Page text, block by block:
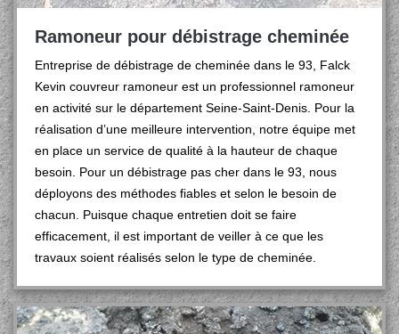
Ramoneur pour débistrage cheminée
Entreprise de débistrage de cheminée dans le 93, Falck
Kevin couvreur ramoneur est un professionnel ramoneur
en activité sur le département Seine-Saint-Denis. Pour la
réalisation d’une meilleure intervention, notre équipe met
en place un service de qualité à la hauteur de chaque
besoin. Pour un débistrage pas cher dans le 93, nous
déployons des méthodes fiables et selon le besoin de
chacun. Puisque chaque entretien doit se faire
efficacement, il est important de veiller à ce que les
travaux soient réalisés selon le type de cheminée.